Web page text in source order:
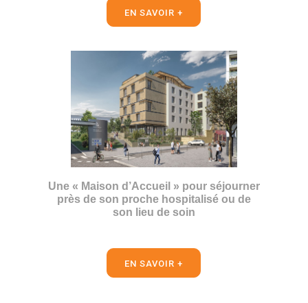
EN SAVOIR +
Une « Maison d’Accueil » pour séjourner
près de son proche hospitalisé ou de
son lieu de soin
EN SAVOIR +